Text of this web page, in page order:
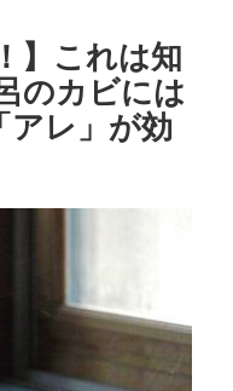
】これは知
のカビには
アレ」が効